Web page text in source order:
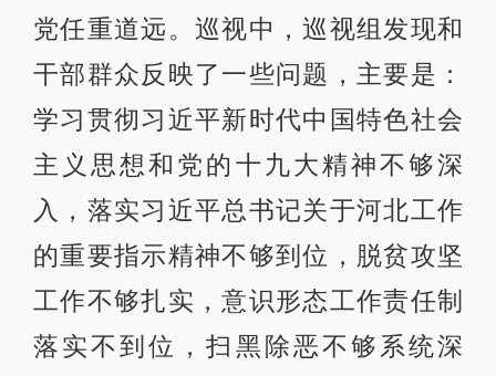
党任重道远。巡视中，巡视组发现和
干部群众反映了一些问题，主要是：
学习贯彻习近平新时代中国特色社会
主义思想和党的十九大精神不够深
入，落实习近平总书记关于河北工作
的重要指示精神不够到位，脱贫攻坚
工作不够扎实，意识形态工作责任制
落实不到位，扫黑除恶不够系统深